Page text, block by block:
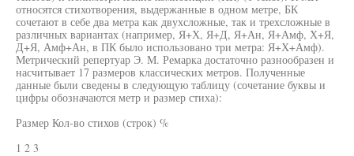
относятся стихотворения, выдержанные в одном метре, БК
сочетают в себе два метра как двухсложные, так и трехсложные в
различных вариантах (например, Я+Х, Я+Д, Я+Ан, Я+Амф, Х+Я,
Д+Я, Амф+Ан, в ПК было использовано три метра: Я+Х+Амф).
Метрический репертуар Э. М. Ремарка достаточно разнообразен и
насчитывает 17 размеров классических метров. Полученные
данные были сведены в следующую таблицу (сочетание буквы и
цифры обозначаются метр и размер стиха):
Размер Кол-во стихов (строк) %
1 2 3